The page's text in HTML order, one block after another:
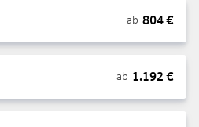
ab 804€
ab 1.192 €